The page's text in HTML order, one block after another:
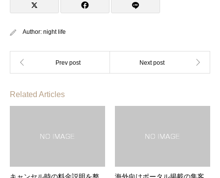
Author: night life
Related Articles